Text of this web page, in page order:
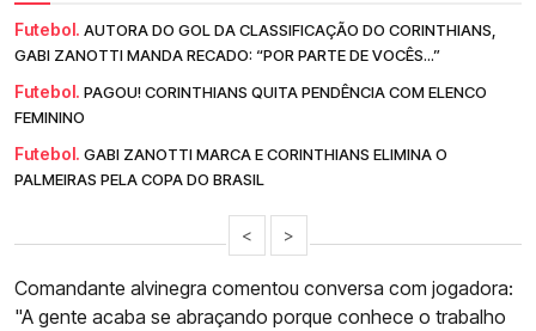
Futebol. AUTORA DO GOL DA CLASSIFICAÇÃO DO CORINTHIANS,
GABI ZANOTTI MANDA RECADO: “POR PARTE DE VOCÊS...”
Futebol. PAGOU! CORINTHIANS QUITA PENDÊNCIA COM ELENCO
FEMININO
Futebol. GABI ZANOTTI MARCA E CORINTHIANS ELIMINA O
PALMEIRAS PELA COPA DO BRASIL
< >
Comandante alvinegra comentou conversa com jogadora:
"A gente acaba se abraçando porque conhece o trabalho